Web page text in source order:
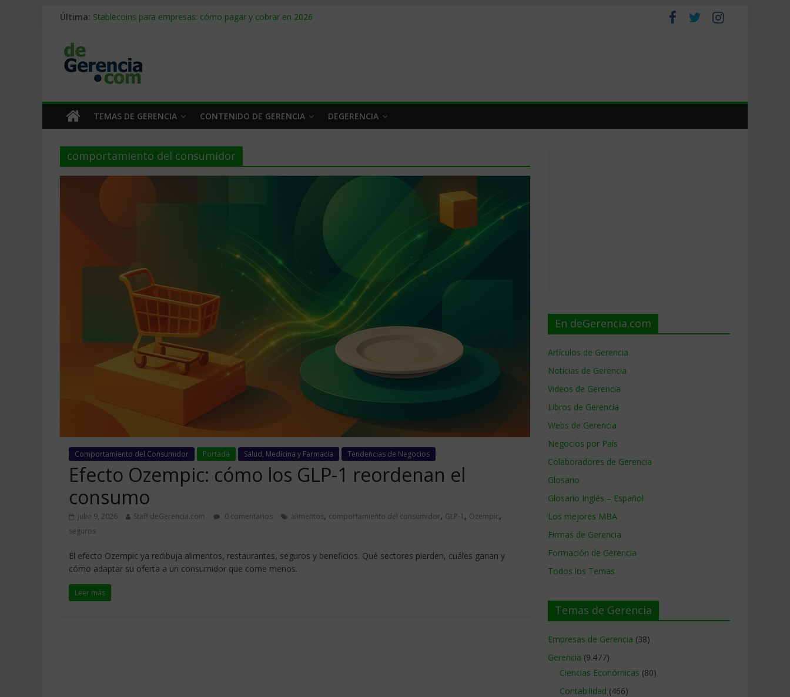
Última: Stablecoins para empresas: cómo pagar y cobrar en 2026
Trabajo forzoso en la cadena de suministro: qué hacer
Mercado hispano de EE. UU.: cómo segmentarlo y venderle
TEMAS DE GERENCIA CONTENIDO DE GERENCIA DEGERENCIA
comportamiento del consumidor
Comportamiento del Consumidor Portada Salud, Medicina y Farmacia Tendencias de Negocios
Efecto Ozempic: cómo los GLP-1 reordenan el
consumo
julio 9, 2026 Staff deGerencia.com 0 comentarios alimentos, comportamiento del consumidor, GLP-1 , Ozempic,
seguros
El efecto Ozempic ya redibuja alimentos, restaurantes, seguros y beneficios. Qué sectores pierden, cuáles ganan y
cómo adaptar su oferta a un consumidor que come menos.
Leer más
En deGerencia.com
Artículos de Gerencia
Noticias de Gerencia
Videos de Gerencia
Libros de Gerencia
Webs de Gerencia
Negocios por País
Colaboradores de Gerencia
Glosario
Glosario Inglés – Español
Los mejores MBA
Firmas de Gerencia
Formación de Gerencia
Todos los Temas
Temas de Gerencia
Empresas de Gerencia (38)
Gerencia (9.477)
Ciencias Económicas (80)
Contabilidad (466)